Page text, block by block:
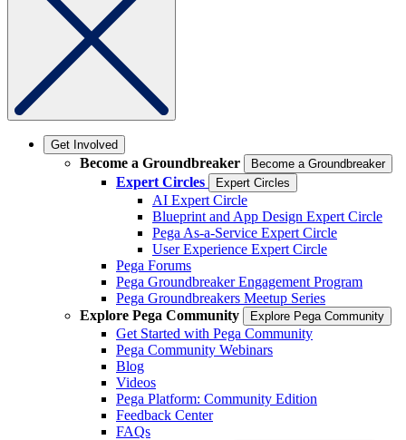
Get Involved
Become a Groundbreaker Become a Groundbreaker
Expert Circles Expert Circles
AI Expert Circle
Blueprint and App Design Expert Circle
Pega As-a-Service Expert Circle
User Experience Expert Circle
Pega Forums
Pega Groundbreaker Engagement Program
Pega Groundbreakers Meetup Series
Explore Pega Community
Explore Pega Community
Get Started with Pega Community
Pega Community Webinars
Blog
Videos
Pega Platform: Community Edition
Feedback Center
FAQs